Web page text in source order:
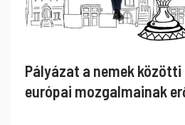
Pályázat a nemek közötti
európai mozgalmainak